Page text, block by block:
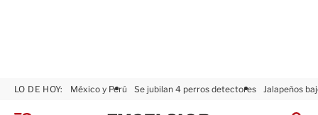
LO DE HOY: México y Perú Se jubilan 4 perros detectores Jalapeños